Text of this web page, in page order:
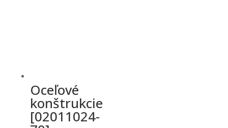
Oceľové
konštrukcie
[02011024-